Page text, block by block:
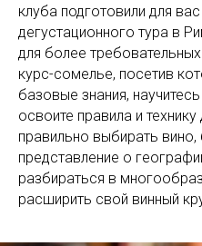
клуба подготовили для
дегустационного тура в
для более
курс-сомелье, посетив
базовые знания,
освоите правила и
правильно выбирать вино,
представление о
разбираться в
расширить свой винный